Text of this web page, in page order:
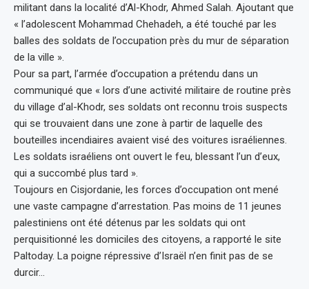
militant dans la localité d’Al-Khodr, Ahmed Salah. Ajoutant que
« l’adolescent Mohammad Chehadeh, a été touché par les
balles des soldats de l’occupation près du mur de séparation
de la ville ».
Pour sa part, l’armée d’occupation a prétendu dans un
communiqué que « lors d’une activité militaire de routine près
du village d’al-Khodr, ses soldats ont reconnu trois suspects
qui se trouvaient dans une zone à partir de laquelle des
bouteilles incendiaires avaient visé des voitures israéliennes.
Les soldats israéliens ont ouvert le feu, blessant l’un d’eux,
qui a succombé plus tard ».
Toujours en Cisjordanie, les forces d’occupation ont mené
une vaste campagne d’arrestation. Pas moins de 11 jeunes
palestiniens ont été détenus par les soldats qui ont
perquisitionné les domiciles des citoyens, a rapporté le site
Paltoday. La poigne répressive d’Israël n’en finit pas de se
durcir…